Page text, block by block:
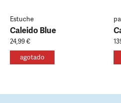
Estuche
Caleido Blue
24,99 €
agotado